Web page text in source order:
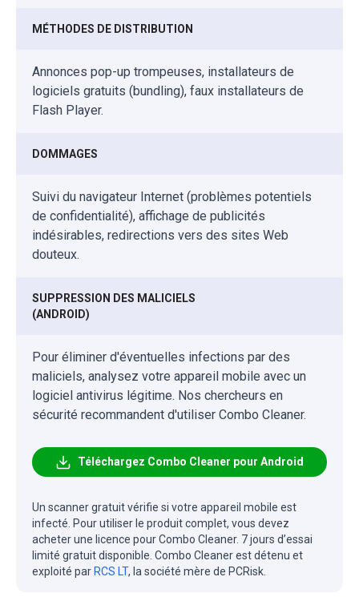
MÉTHODES DE DISTRIBUTION
Annonces pop-up trompeuses, installateurs de
logiciels gratuits (bundling), faux installateurs de
Flash Player.
DOMMAGES
Suivi du navigateur Internet (problèmes potentiels
de confidentialité), affichage de publicités
indésirables, redirections vers des sites Web
douteux.
SUPPRESSION DES MALICIELS
(ANDROID)
Pour éliminer d'éventuelles infections par des
maliciels, analysez votre appareil mobile avec un
logiciel antivirus légitime. Nos chercheurs en
sécurité recommandent d'utiliser Combo Cleaner.
Téléchargez Combo Cleaner pour Android
Un scanner gratuit vérifie si votre appareil mobile est
infecté. Pour utiliser le produit complet, vous devez
acheter une licence pour Combo Cleaner. 7 jours d’essai
limité gratuit disponible. Combo Cleaner est détenu et
exploité par RCS LT, la société mère de PCRisk.